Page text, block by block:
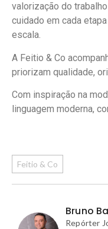
valorização do
cuidado em cada
escala.
A Feitio & Co
priorizam qualidade,
Com inspiração na
linguagem moderna,
Feitio & Co
Bruno
Repórter